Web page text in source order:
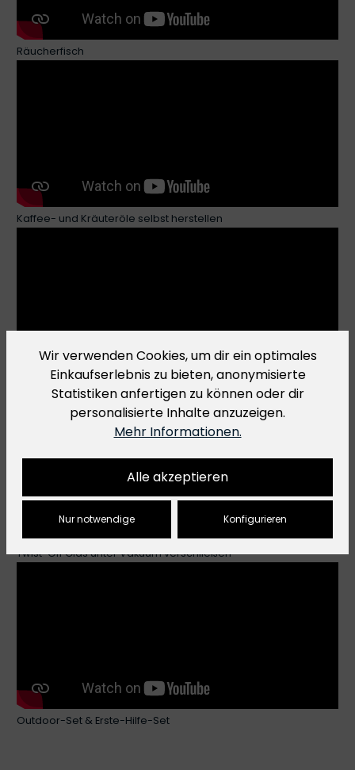
Räucherfisch
Kaffee- und Kräuteröle selbst herstellen
Power satt! Dosen zerdrücken
Twist-Off Glas unter Vakuum verschließen
Outdoor-Set & Erste-Hilfe-Set
Wir verwenden Cookies, um dir ein optimales
Einkaufserlebnis zu bieten, anonymisierte
Statistiken anfertigen zu können oder dir
personalisierte Inhalte anzuzeigen.
Mehr Informationen.
Alle akzeptieren
Nur notwendige Konfigurieren